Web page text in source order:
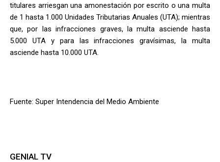
titulares arriesgan una amonestación por escrito o una multa
de 1 hasta 1.000 Unidades Tributarias Anuales (UTA); mientras
que, por las infracciones graves, la multa asciende hasta
5.000 UTA y para las infracciones gravísimas, la multa
asciende hasta 10.000 UTA.
Fuente: Super Intendencia del Medio Ambiente
GENIAL TV